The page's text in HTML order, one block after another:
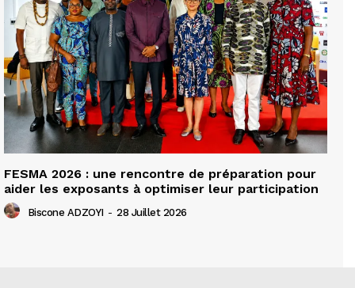
FESMA 2026 : une rencontre de préparation pour
aider les exposants à optimiser leur participation
Biscone ADZOYI - 28 Juillet 2026